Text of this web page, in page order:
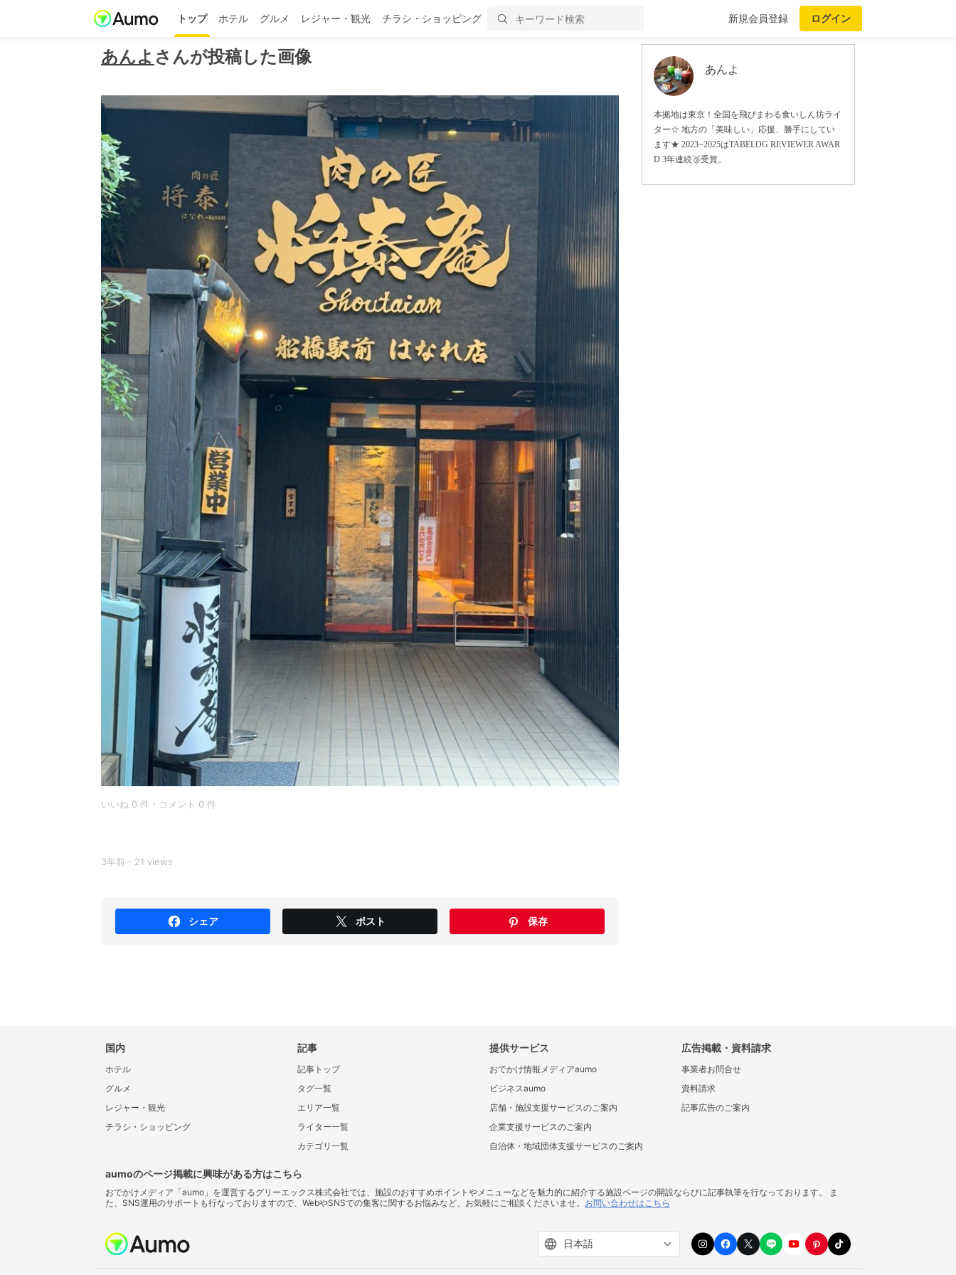
トップ ホテル グルメ レジャー・観光 チラシ・ショッピング 新規会員登録 ログイン
あんよ さんが投稿した画像
いいね 0 件・コメント 0 件
3年前・21 views
シェア ポスト 保存
あんよ
本拠地は東京！全国を飛びまわる食いしん坊ライ
ター☆ 地方の「美味しい」応援、勝手にしてい
ます★ 2023~2025はTABELOG REVIEWER AWAR
D 3年連続🥉受賞。
国内
ホテル
グルメ
レジャー・観光
チラシ・ショッピング
記事
記事トップ
タグ一覧
エリア一覧
ライター一覧
カテゴリ一覧
提供サービス
おでかけ情報メディアaumo
ビジネスaumo
店舗・施設支援サービスのご案内
企業支援サービスのご案内
自治体・地域団体支援サービスのご案内
広告掲載・資料請求
事業者お問合せ
資料請求
記事広告のご案内
aumoのページ掲載に興味がある方はこちら
おでかけメディア「aumo」を運営するグリーエックス株式会社では、施設のおすすめポイントやメニューなどを魅力的に紹介する施設ページの開設ならびに記事執筆を行なっております。 ま
た、SNS運用のサポートも行なっておりますので、WebやSNSでの集客に関するお悩みなど、お気軽にご相談くださいませ。 お問い合わせはこちら